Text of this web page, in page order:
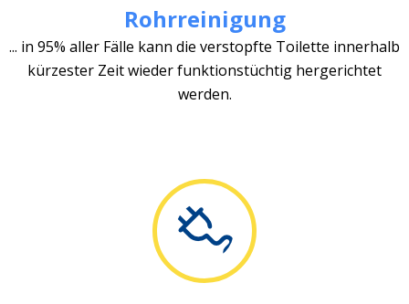
Rohrreinigung
... in 95% aller Fälle kann die verstopfte Toilette innerhalb
kürzester Zeit wieder funktionstüchtig hergerichtet
werden.